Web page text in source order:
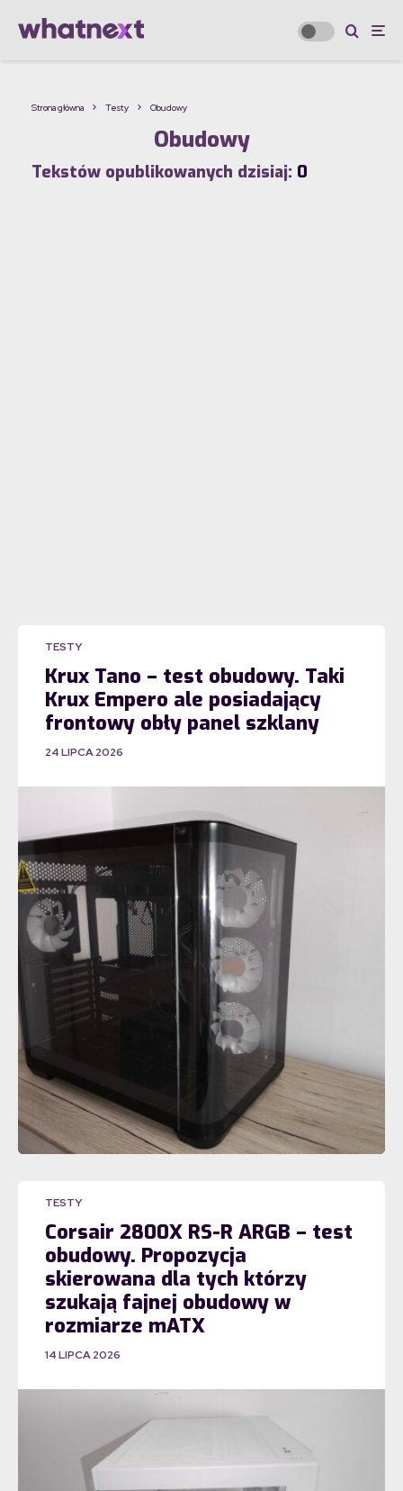
Strona główna Testy Obudowy
Obudowy
Tekstów opublikowanych dzisiaj: 0
TESTY
Krux Tano – test obudowy. Taki
Krux Empero ale posiadający
frontowy obły panel szklany
24 LIPCA 2026
TESTY
Corsair 2800X RS-R ARGB – test
obudowy. Propozycja
skierowana dla tych którzy
szukają fajnej obudowy w
rozmiarze mATX
14 LIPCA 2026